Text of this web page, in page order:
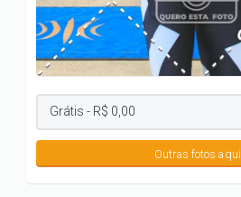
Outras fotos aqui